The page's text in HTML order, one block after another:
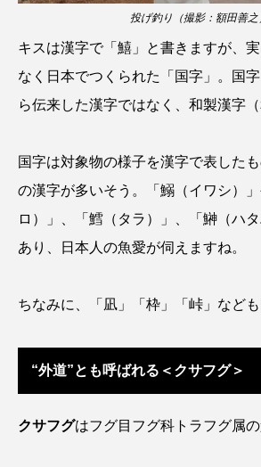
クラゲ クル
クロスジギンポ クロソイ
クロツラヘラサギ クロマグロ
ケープペンギン ゲンゴロウ
コウテイペンギン コオイムシ
コクチバス コクレン コチ
コトクラゲ コノシロ コ
コブシメ コブダイ コメ
コモレビクラゲ
投げ釣り（撮影：額田善之
キスは漢字で「鱚」と書きますが、
なく日本でつくられた「国字」。国
ら伝来した漢字ではなく、和製漢字（
国字は対象物の様子を漢字で表した
の漢字が多いそう。「鰯（イワシ）
ロ）」、「鱈（タラ）」、「鰰（ハ
あり、日本人の魚愛が伺えますね。
ちなみに、「凪」「枠」「峠」なども
“外道”とも呼ばれる＜クサフグ＞
クサフグはフグ目フグ科トラフグ属の